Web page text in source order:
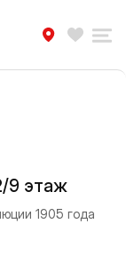
9 этаж
1905 года